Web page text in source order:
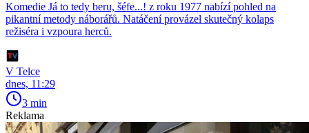
Komedie Já to tedy beru, šéfe...! z roku 1977 nabízí pohled na
pikantní metody náborářů. Natáčení provázel skutečný kolaps
režiséra i vzpoura herců.
V Telce
dnes, 11:29
3 min
Reklama